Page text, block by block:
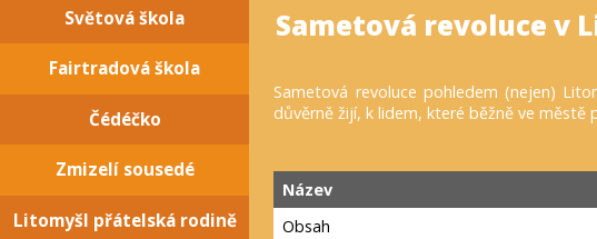
Světová škola
Fairtradová škola
Čédéčko
Zmizelí sousedé
Litomyšl přátelská rodině
Sametová revoluce v
Sametová revoluce pohledem (nejen)
důvěrně žijí, k lidem, které běžně ve městě
Název
Obsah